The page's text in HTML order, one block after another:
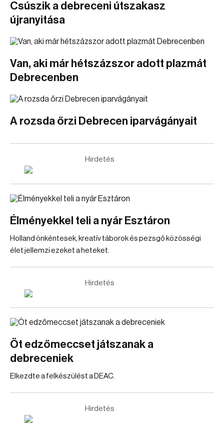
Csúszik a debreceni útszakasz
újranyitása
Van, aki már hétszázszor adott plazmát
Debrecenben
A rozsda őrzi Debrecen iparvágányait
Hirdetés
Élményekkel teli a nyár Esztáron
Holland önkéntesek, kreatív táborok és pezsgő közösségi
élet jellemzi ezeket a heteket.
Hirdetés
Öt edzőmeccset játszanak a
debreceniek
Elkezdte a felkészülést a DEAC.
Hirdetés